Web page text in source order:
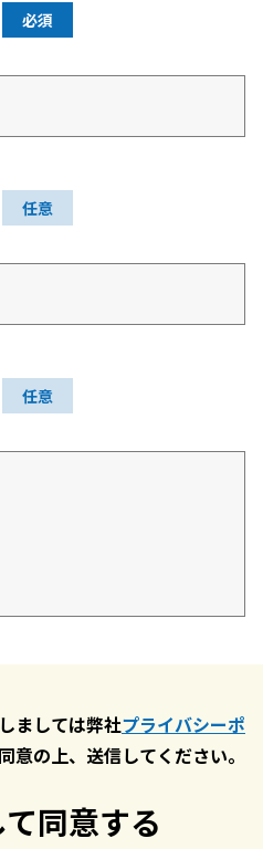
必須
任意
任意
ましては弊社プライバシーポ
意の上、送信してください。
同意する